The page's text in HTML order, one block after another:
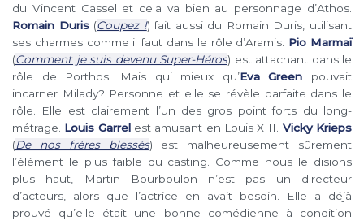
du Vincent Cassel et cela va bien au personnage d’Athos.
Romain Duris(Coupez !) fait aussi du Romain Duris, utilisant
ses charmes comme il faut dans le rôle d’Aramis. Pio Marmaï
(Comment je suis devenu Super-Héros) est attachant dans le
rôle de Porthos. Mais qui mieux qu’Eva Green pouvait
incarner Milady? Personne et elle se révèle parfaite dans le
rôle. Elle est clairement l’un des gros point forts du long-
métrage. Louis Garrelest amusant en Louis XIII. Vicky Krieps
(De nos frères blessés) est malheureusement sûrement
l’élément le plus faible du casting. Comme nous le disions
plus haut, Martin Bourboulon n’est pas un directeur
d’acteurs, alors que l’actrice en avait besoin. Elle a déjà
prouvé qu’elle était une bonne comédienne à condition